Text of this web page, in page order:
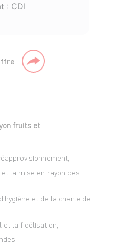
: CDI
fruits et
la mise en rayon des
et de la charte de
et la fidélisation,